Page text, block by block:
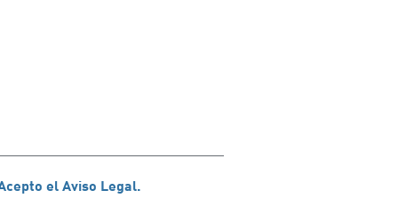
el Aviso Legal.